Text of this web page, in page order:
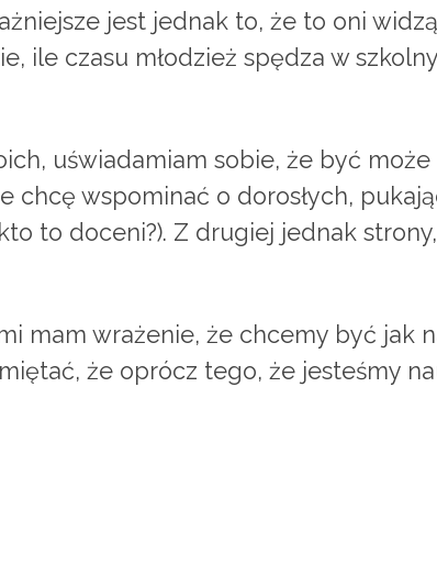
jest jednak to, że to oni
ile czasu młodzież spędza w
uświadamiam sobie, że być
chcę wspominać o dorosłych,
to doceni?). Z drugiej jednak
mam wrażenie, że chcemy być jak
że oprócz tego, że jesteśmy